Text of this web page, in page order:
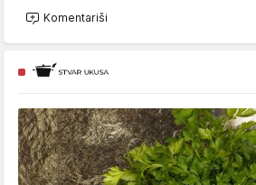
Komentariši